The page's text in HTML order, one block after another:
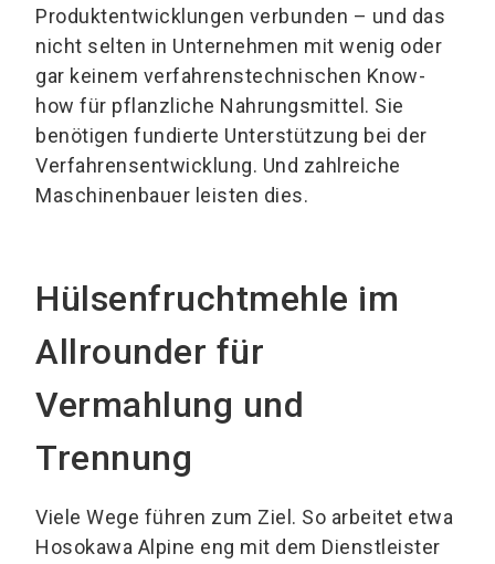
Produktentwicklungen verbunden – und das
nicht selten in Unternehmen mit wenig oder
gar keinem verfahrenstechnischen Know-
how für pflanzliche Nahrungsmittel. Sie
benötigen fundierte Unterstützung bei der
Verfahrensentwicklung. Und zahlreiche
Maschinenbauer leisten dies.
Hülsenfruchtmehle im
Allrounder für
Vermahlung und
Trennung
Viele Wege führen zum Ziel. So arbeitet etwa
Hosokawa Alpine eng mit dem Dienstleister